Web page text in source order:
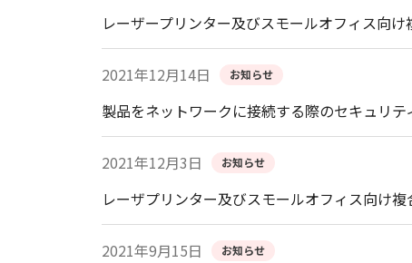
レーザープリンター及びスモールオフィス向
2021年12月14日 お知らせ
製品をネットワークに接続する際のセキュリテ
2021年12月3日 お知らせ
レーザプリンター及びスモールオフィス向け
2021年9月15日 お知らせ